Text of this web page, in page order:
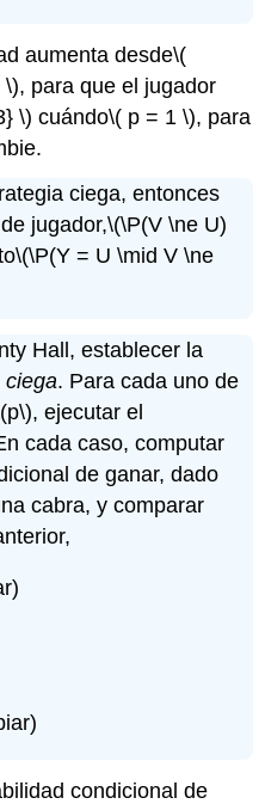
aumenta desde\(
\), para que el jugador
\) cuándo\( p = 1 \), para
ciega, entonces
jugador,\(\P(V \ne U)
\(\P(Y = U \mid V \ne
Hall, establecer la
ciega. Para cada uno de
, ejecutar el
cada caso, computar
de ganar, dado
cabra, y comparar
condicional de